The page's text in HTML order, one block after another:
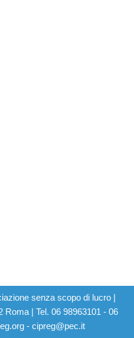
senza scopo di lucro |
Roma | Tel. 06 98963101 - 06
- cipreg@pec.it